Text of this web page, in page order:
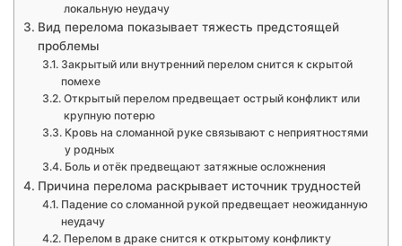
локальную неудачу
Вид перелома показывает тяжесть предстоящей
проблемы
Закрытый или внутренний перелом снится к скрытой
помехе
Открытый перелом предвещает острый конфликт или
крупную потерю
Кровь на сломанной руке связывают с неприятностями
у родных
Боль и отёк предвещают затяжные осложнения
Причина перелома раскрывает источник трудностей
Падение со сломанной рукой предвещает неожиданную
неудачу
Перелом в драке снится к открытому конфликту